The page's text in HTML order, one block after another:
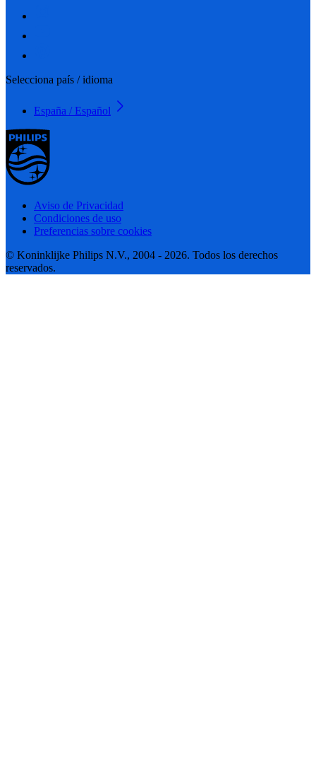
Selecciona país / idioma
España / Español
Aviso de Privacidad
Condiciones de uso
Preferencias sobre cookies
© Koninklijke Philips N.V., 2004 - 2026. Todos los derechos
reservados.